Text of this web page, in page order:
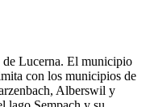
de Lucerna. El municipio
con los municipios de
Alberswil y